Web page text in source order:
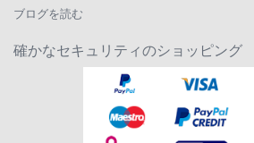
ブログを読む
確かなセキュリティのショッピング